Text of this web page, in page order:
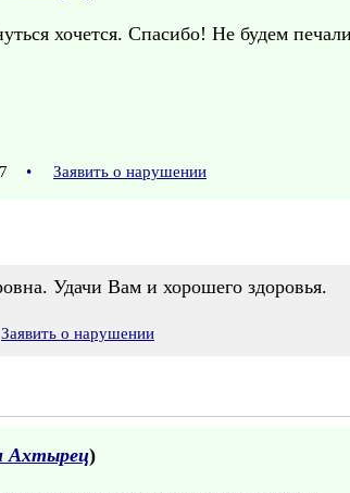
хочется. Спасибо! Не будем
• Заявить о нарушении
Удачи Вам и хорошего здоровья.
Заявить о нарушении
Ахтырец)